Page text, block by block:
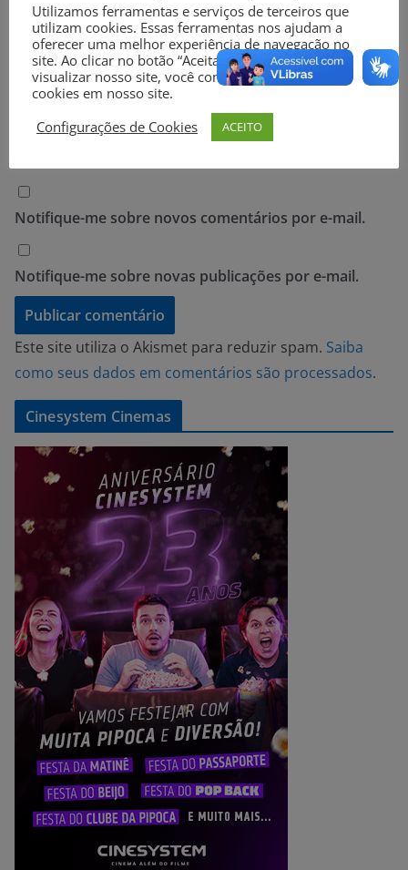
E-mail*
Site
Notifique-me sobre novos comentários por e-mail.
Notifique-me sobre novas publicações por e-mail.
Este site utiliza o Akismet para reduzir spam. Saiba
como seus dados em comentários são processados.
Cinesystem Cinemas
Utilizamos ferramentas e serviços de terceiros que
utilizam cookies. Essas ferramentas nos ajudam a
oferecer uma melhor experiência de navegação no
site. Ao clicar no botão “Aceitar” ou continuar a
visualizar nosso site, você concorda com o uso de
cookies em nosso site.
Configurações de Cookies
ACEITO